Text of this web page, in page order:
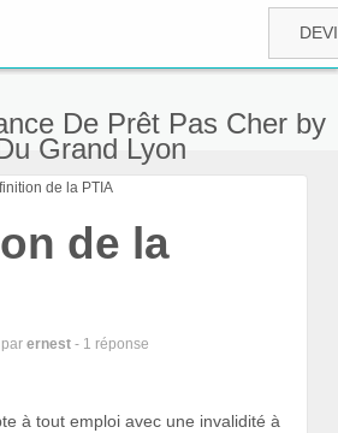
De Prêt Pas Cher by
Grand Lyon
de la PTIA
de la
par ernest - 1 réponse
à tout emploi avec une invalidité à